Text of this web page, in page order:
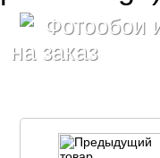
Фотообои
на заказ